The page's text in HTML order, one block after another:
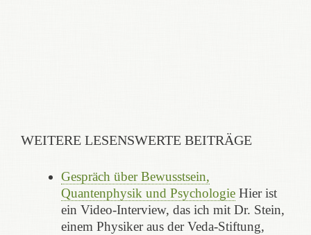
WEITERE LESENSWERTE BEITRÄGE
Gespräch über Bewusstsein,
Quantenphysik und PsychologieHier ist
ein Video-Interview, das ich mit Dr. Stein,
einem Physiker aus der Veda-Stiftung,